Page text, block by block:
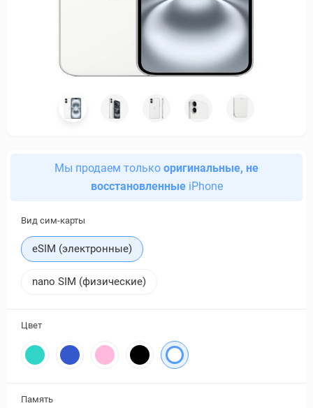
Мы продаем только оригинальные, не
восстановленныеiPhone
Вид сим-карты
eSIM (электронные)
nano SIM (физические)
Цвет
Память